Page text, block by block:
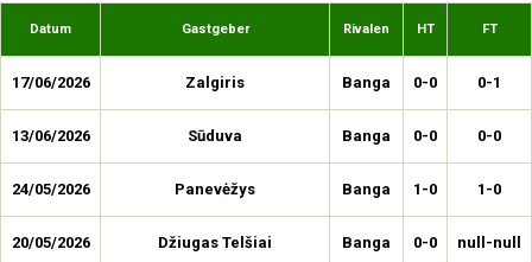
Datum Gastgeber Rivalen HT FT
17/06/2026 Zalgiris Banga 0-0 0-1
13/06/2026 Sūduva Banga 0-0 0-0
24/05/2026 Panevėžys Banga 1-0 1-0
20/05/2026 Džiugas Telšiai Banga 0-0 null-null